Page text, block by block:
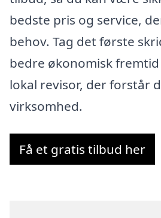
bedste pris og service,
behov. Tag det første
bedre økonomisk
lokal revisor, der forstår
virksomhed.
Få et gratis tilbud her